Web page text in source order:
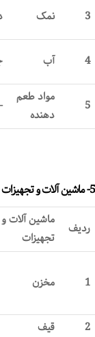
3
نمک
4
آب
5
مواد طعم
دهنده
5- ماشین آلات و تجهیزات اصلی(فرآیند تولید، آزمایشگاه و تعمیرگاه):
ردیف
ماشین آلات و
تجهیزات
1 مخزن
2 قیف